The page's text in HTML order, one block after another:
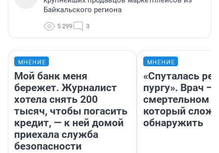
Байкальского региона
5 299 3
МНЕНИЕ
Мой банк меня
бережет. Журналист
хотела снять 200
тысяч, чтобы погасить
кредит, — к ней домой
приехала служба
безопасности
МНЕНИЕ
«Спуталась
пургу». Врач —
смертельном
который
обнаружить